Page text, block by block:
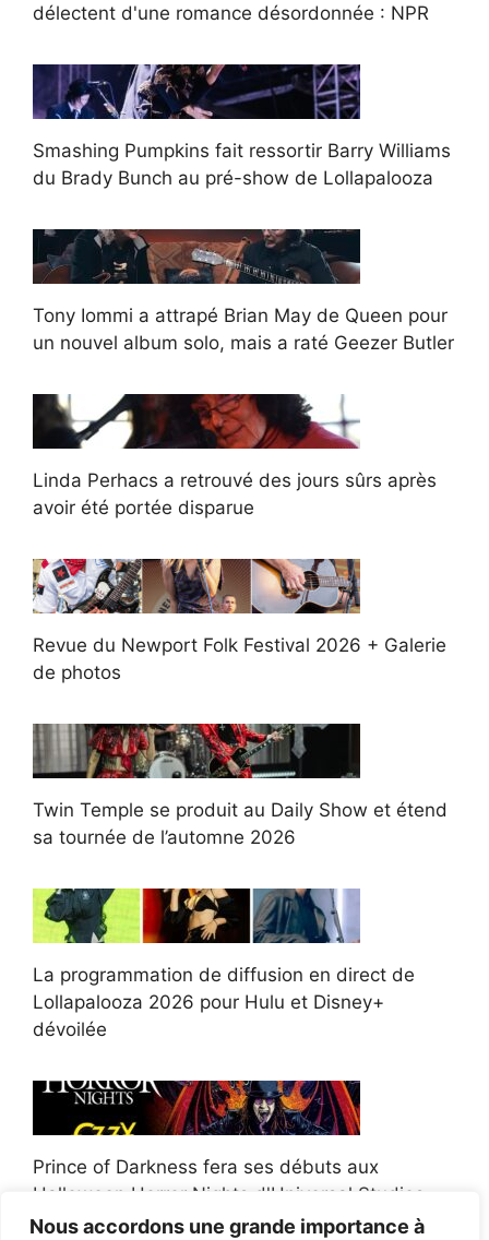
Nous accordons une grande importance à
délectent d'une romance désordonnée : NPR
Smashing Pumpkins fait ressortir Barry Williams
du Brady Bunch au pré-show de Lollapalooza
Tony Iommi a attrapé Brian May de Queen pour
un nouvel album solo, mais a raté Geezer Butler
Linda Perhacs a retrouvé des jours sûrs après
avoir été portée disparue
Revue du Newport Folk Festival 2026 + Galerie
de photos
Twin Temple se produit au Daily Show et étend
sa tournée de l’automne 2026
La programmation de diffusion en direct de
Lollapalooza 2026 pour Hulu et Disney+
dévoilée
Prince of Darkness fera ses débuts aux
Halloween Horror Nights d'Universal Studios